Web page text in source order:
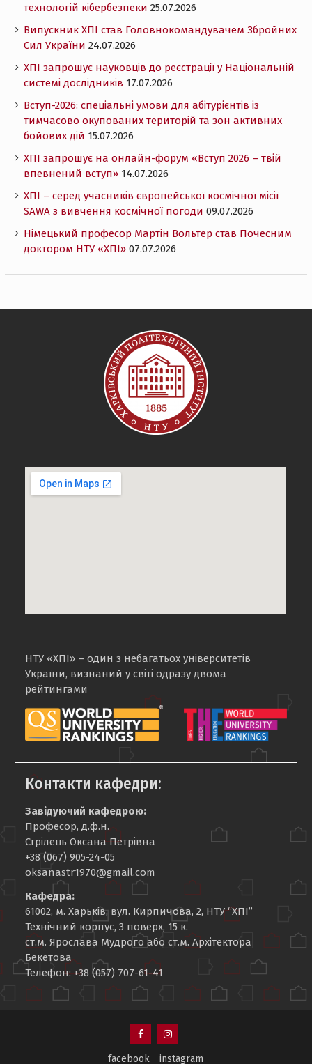
технологій кібербезпеки 25.07.2026
Випускник ХПІ став Головнокомандувачем Збройних
Сил України 24.07.2026
ХПІ запрошує науковців до реєстрації у Національній
системі дослідників 17.07.2026
Вступ-2026: спеціальні умови для абітурієнтів із
тимчасово окупованих територій та зон активних
бойових дій 15.07.2026
ХПІ запрошує на онлайн-форум «Вступ 2026 – твій
впевнений вступ» 14.07.2026
ХПІ – серед учасників європейської космічної місії
SAWA з вивчення космічної погоди 09.07.2026
Німецький професор Мартін Вольтер став Почесним
доктором НТУ «ХПІ» 07.07.2026
НТУ «ХПІ» – один з небагатьох університетів
України, визнаний у світі одразу двома
рейтингами
Контакти кафедри:
Завідуючий кафедрою:
Професор, д.ф.н.
Стрілець Оксана Петрівна
+38 (067) 905-24-05
oksanastr1970@gmail.com
Кафедра:
61002, м. Харьків, вул. Кирпичова, 2, НТУ “ХПІ”
Технічний корпус, 3 поверх, 15 к.
ст.м. Ярослава Мудрого або ст.м. Архітектора
Бекетова
Телефон: +38 (057) 707-61-41
facebook
facebook instagram